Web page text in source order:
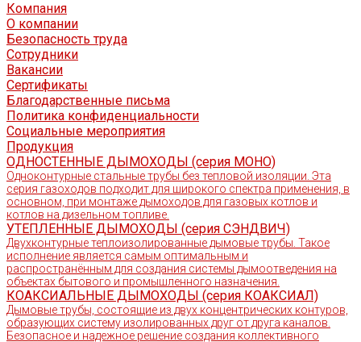
Компания
О компании
Безопасность труда
Сотрудники
Вакансии
Сертификаты
Благодарственные письма
Политика конфиденциальности
Социальные мероприятия
Продукция
ОДНОСТЕННЫЕ ДЫМОХОДЫ (серия МОНО)
Одноконтурные стальные трубы без тепловой изоляции. Эта
серия газоходов подходит для широкого спектра применения, в
основном, при монтаже дымоходов для газовых котлов и
котлов на дизельном топливе.
УТЕПЛЕННЫЕ ДЫМОХОДЫ (серия СЭНДВИЧ)
Двухконтурные теплоизолированные дымовые трубы. Такое
исполнение является самым оптимальным и
распространённым для создания системы дымоотведения на
объектах бытового и промышленного назначения.
КОАКСИАЛЬНЫЕ ДЫМОХОДЫ (серия КОАКСИАЛ)
Дымовые трубы, состоящие из двух концентрических контуров,
образующих систему изолированных друг от друга каналов.
Безопасное и надежное решение создания коллективного